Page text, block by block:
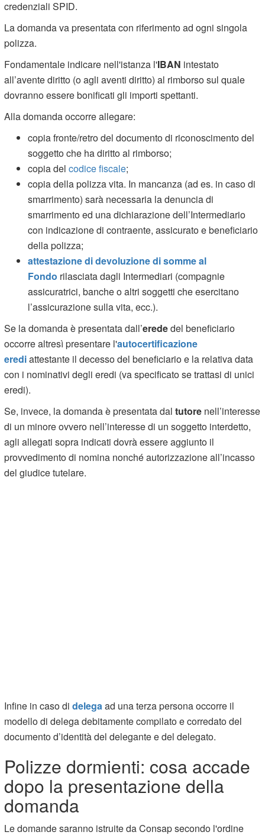
credenziali SPID.
La domanda va presentata con riferimento ad ogni singola
polizza.
Fondamentale indicare nell'istanza l'IBAN intestato
all’avente diritto (o agli aventi diritto) al rimborso sul quale
dovranno essere bonificati gli importi spettanti.
Alla domanda occorre allegare:
copia fronte/retro del documento di riconoscimento del
soggetto che ha diritto al rimborso;
copia delcodice fiscale;
copia della polizza vita. In mancanza (ad es. in caso di
smarrimento) sarà necessaria la denuncia di
smarrimento ed una dichiarazione dell’Intermediario
con indicazione di contraente, assicurato e beneficiario
della polizza;
attestazione di devoluzione di somme al
Fondo rilasciata dagli Intermediari (compagnie
assicuratrici, banche o altri soggetti che esercitano
l’assicurazione sulla vita, ecc.).
Se la domanda è presentata dall’erededel beneficiario
occorre altresì presentare l'autocertificazione
erediattestante il decesso del beneficiario e la relativa data
con i nominativi degli eredi (va specificato se trattasi di unici
eredi).
Se, invece, la domanda è presentata daltutore nell’interesse
di un minore ovvero nell’interesse di un soggetto interdetto,
agli allegati sopra indicati dovrà essere aggiunto il
provvedimento di nomina nonché autorizzazione all’incasso
del giudice tutelare.
Infine in caso didelega ad una terza persona occorre il
modello di delega debitamente compilato e corredato del
documento d’identità del delegante e del delegato.
Polizze dormienti: cosa accade
dopo la presentazione della
domanda
Le domande saranno istruite da Consap secondo l'ordine